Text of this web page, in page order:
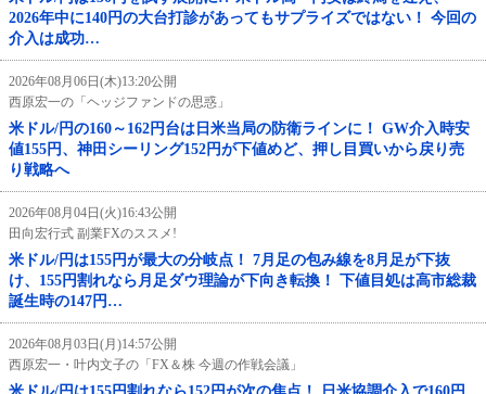
2026年中に140円の大台打診があってもサプライズではない！ 今回の
介入は成功…
2026年08月06日(木)13:20公開
西原宏一の「ヘッジファンドの思惑」
米ドル/円の160～162円台は日米当局の防衛ラインに！ GW介入時安
値155円、神田シーリング152円が下値めど、押し目買いから戻り売
り戦略へ
2026年08月04日(火)16:43公開
田向宏行式 副業FXのススメ!
米ドル/円は155円が最大の分岐点！ 7月足の包み線を8月足が下抜
け、155円割れなら月足ダウ理論が下向き転換！ 下値目処は高市総裁
誕生時の147円…
2026年08月03日(月)14:57公開
西原宏一・叶内文子の「FX＆株 今週の作戦会議」